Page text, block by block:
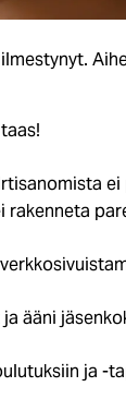
rakenneta
ääni
ja -